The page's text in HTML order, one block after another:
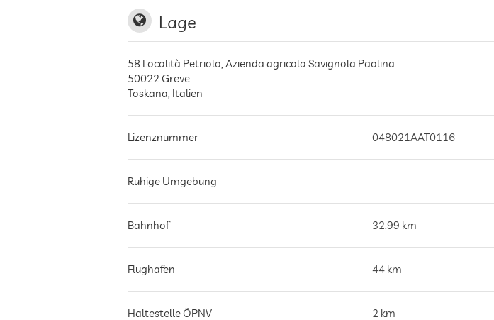
Lage
58 Località Petriolo, Azienda agricola Savignola Paolina
50022 Greve
Toskana Italien
Lizenznummer 048021AAT0116
Ruhige Umgebung
Bahnhof 32.99 km
Flughafen 44 km
Haltestelle ÖPNV 2 km